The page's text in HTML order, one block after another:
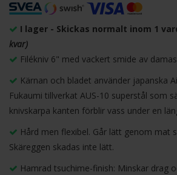
I lager - Skickas normalt inom 1
kvar)
Filékniv 6" med vackert smide av
Kärnan och bladet använder japanska
Fukaumi tillverkat AUS-10 superstål som
knivskarpa kanten förblir vass under en
Hård men flexibel. Går lätt genom mat
Skäreggen skadas inte lätt.
Hamrad tsuchime-finish: Minskar drag